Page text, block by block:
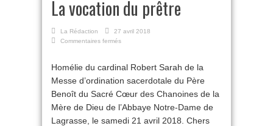
La vocation du prêtre
La Rédaction
27 avril 2018
Commentaires fermés
du
prêtre
Homélie du cardinal Robert Sarah de la
Messe d’ordination sacerdotale du Père
Benoît du Sacré Cœur des Chanoines de la
Mère de Dieu de l’Abbaye Notre-Dame de
Lagrasse, le samedi 21 avril 2018. Chers